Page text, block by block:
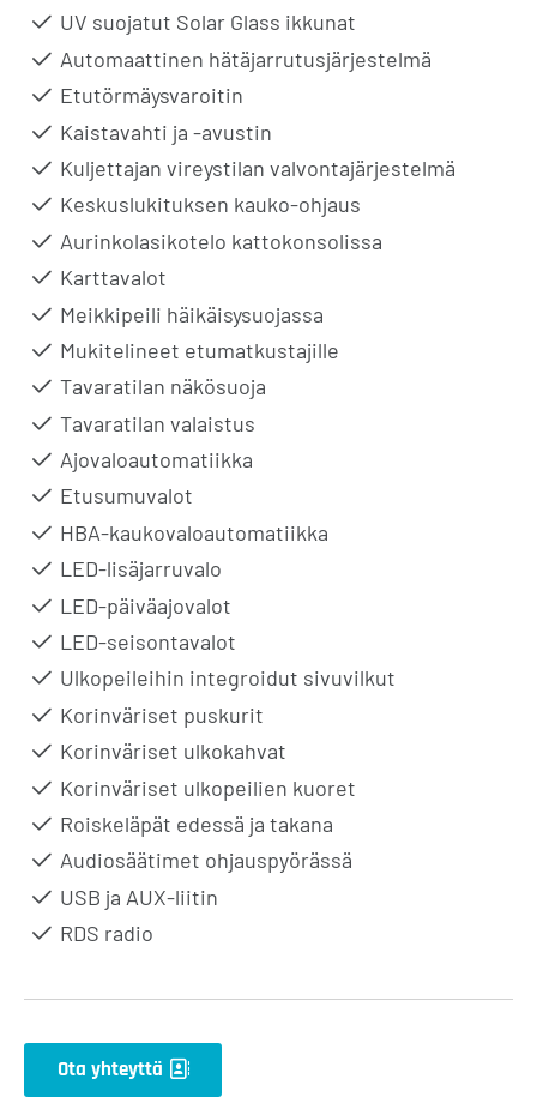
UV suojatut Solar Glass ikkunat
Automaattinen hätäjarrutusjärjestelmä
Etutörmäysvaroitin
Kaistavahti ja -avustin
Kuljettajan vireystilan valvontajärjestelmä
Keskuslukituksen kauko-ohjaus
Aurinkolasikotelo kattokonsolissa
Karttavalot
Meikkipeili häikäisysuojassa
Mukitelineet etumatkustajille
Tavaratilan näkösuoja
Tavaratilan valaistus
Ajovaloautomatiikka
Etusumuvalot
HBA-kaukovaloautomatiikka
LED-lisäjarruvalo
LED-päiväajovalot
LED-seisontavalot
Ulkopeileihin integroidut sivuvilkut
Korinväriset puskurit
Korinväriset ulkokahvat
Korinväriset ulkopeilien kuoret
Roiskeläpät edessä ja takana
Audiosäätimet ohjauspyörässä
USB ja AUX-liitin
RDS radio
Ota yhteyttä